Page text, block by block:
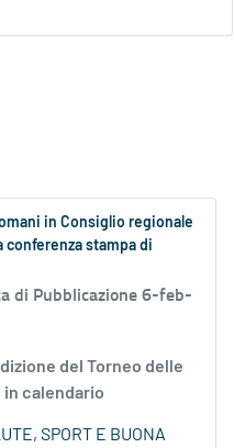
in Consiglio regionale
conferenza stampa di
di Pubblicazione 6-feb-
del Torneo delle
in calendario
SPORT E BUONA